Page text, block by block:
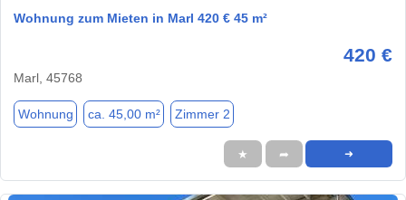
Wohnung zum Mieten in Marl 420 € 45 m²
420 €
Marl, 45768
Wohnung ca. 45,00 m² Zimmer 2
★ ➦ ➜